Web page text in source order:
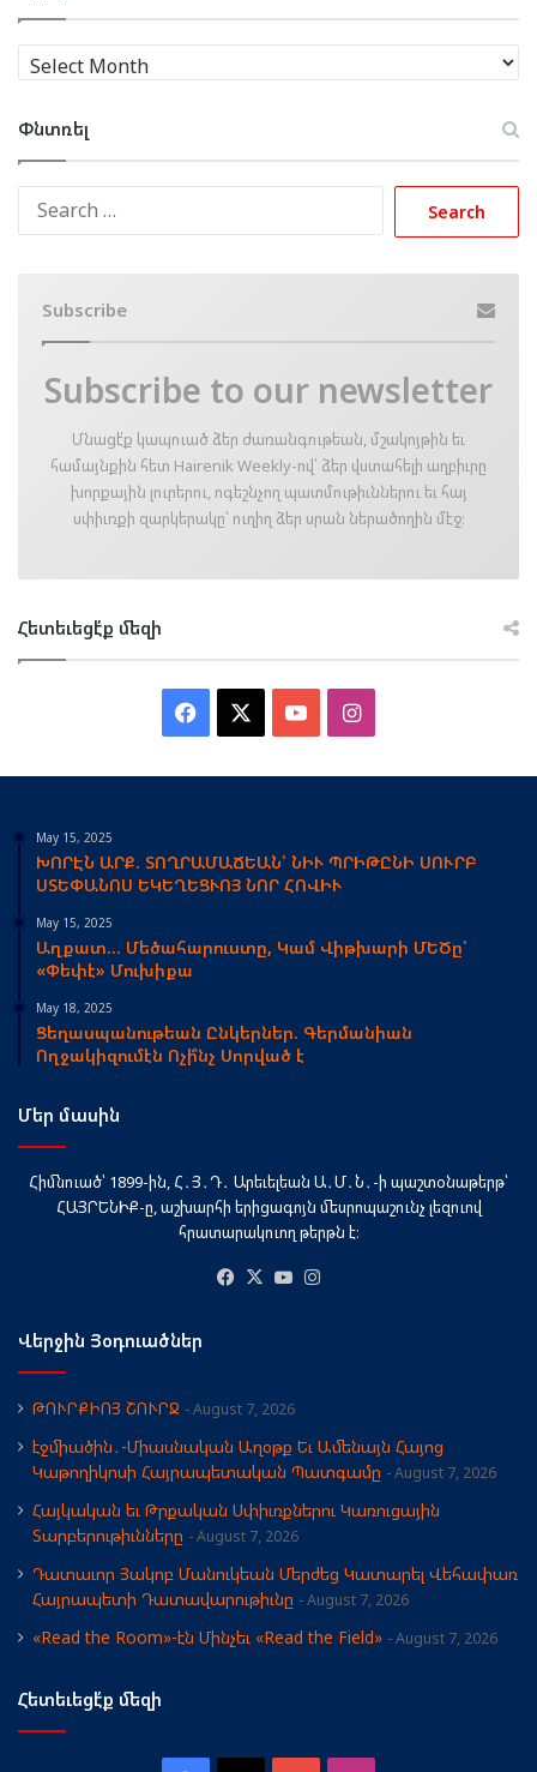
Արխիւ
Փնտռել
Subscribe
Subscribe to our newsletter
Մնացէ՛ք կապուած ձեր ժառանգութեան, մշակոյթին եւ
համայնքին հետ Hairenik Weekly-ով՝ ձեր վստահելի աղբիւրը
խորքային լուրերու, ոգեշնչող պատմութիւններու եւ հայ
սփիւռքի զարկերակը՝ ուղիղ ձեր սրան ներածողին մէջ։
Հետեւեցէ՛ք մեզի
Facebook YouTubeInstagram
May 15, 2025
ԽՈՐԷՆ ԱՐՔ. ՏՈՂՐԱՄԱՃԵԱՆ՝ ՆԻՒ ՊՐԻԹԸՆԻ ՍՈՒՐԲ
ՍՏԵՓԱՆՈՍ ԵԿԵՂԵՑՒՈՅ ՆՈՐ ՀՈՎԻՒ
May 15, 2025
Աղքատ… Մեծահարուստը, Կամ Վիթխարի ՄԵԾը՝
«Փեփէ» Մուխիքա
May 18, 2025
Ցեղասպանութեան Ընկերներ. Գերմանիան
Ողջակիզումէն Ոչի՞նչ Սորված է
Մեր մասին
Հիմնուած՝ 1899-ին, Հ․Յ․Դ․ Արեւելեան Ա․Մ․Ն․-ի պաշտօնաթերթ՝
ՀԱՅՐԵՆԻՔ-ը, աշխարհի երիցագոյն մեսրոպաշունչ լեզուով
հրատարակուող թերթն է։
Facebook
X YouTube
Վերջին Յօդուածներ
ԹՈՒՐՔԻՈՅ ՇՈՒՐՋ August 7, 2026
էջմիածին․-Միասնական Աղօթք Եւ Ամենայն Հայոց
Կաթողիկոսի Հայրապետական Պատգամը
August 7, 2026
Հայկական եւ Թրքական Սփիւռքներու Կառուցային
Տարբերութիւնները
August 7, 2026
Դատաւոր Յակոբ Մանուկեան Մերժեց Կատարել Վեհափառ
Հայրապետի Դատավարութիւնը
August 7, 2026
«Read the Room»-էն Մինչեւ «Read the Field» August 7, 2026
Հետեւեցէ՛ք մեզի